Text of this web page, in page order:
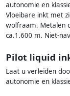
autonomie en
Vloeibare inkt met
wolfraam. Metalen
ca.1.600 m. Niet-
Pilot liquid
Laat u verleiden
autonomie en